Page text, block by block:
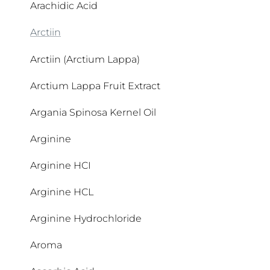
Arachidic Acid
Arctiin
Arctiin (Arctium Lappa)
Arctium Lappa Fruit Extract
Argania Spinosa Kernel Oil
Arginine
Arginine HCI
Arginine HCL
Arginine Hydrochloride
Aroma